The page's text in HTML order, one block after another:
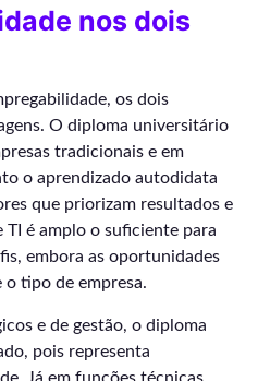
nos dois
os dois
O diploma universitário
tradicionais e em
o aprendizado autodidata
que priorizam resultados e
TI é amplo o suficiente para
embora as oportunidades
tipo de empresa.
e de gestão, o diploma
pois representa